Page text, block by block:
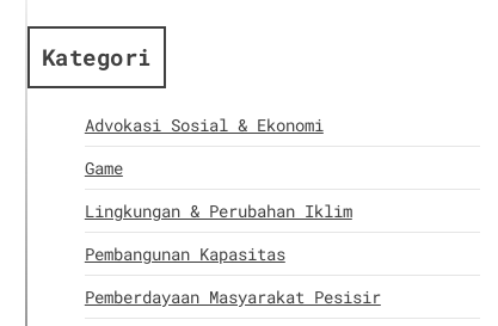
Kategori
Advokasi Sosial & Ekonomi
Game
Lingkungan & Perubahan Iklim
Pembangunan Kapasitas
Pemberdayaan Masyarakat Pesisir